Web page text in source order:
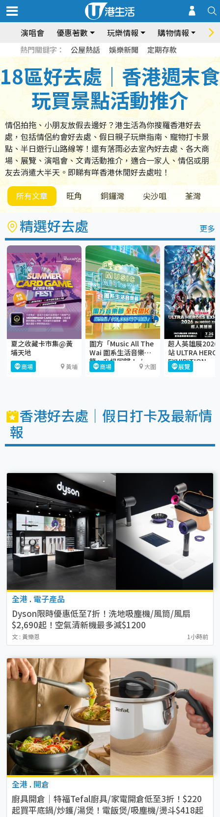
演唱會 優惠著數 玩樂情報 購物情報 飲
熱門關鍵字： 公屋熱話 娛樂新聞 定期存款
18區好去處｜香港週末食
玩買景點活動推介
情侶拍拖、小朋友放假去邊好？港生活為你搜羅香港好去
處，包括情侶約會好去處、假日親子玩樂指南、寵物打卡景
點、半日遊行山路線等！還有落雨必去室內好去處、各大商
場、展覽、演唱會、文青活動推介，適合一家人、情侶或朋
友去消遣大半天。即睇有咩香港休閒好去處啦！
所有文章
旺角 銅鑼灣 尖沙咀 荃灣
精選好去處 更多
夏之收藏卡市集@黃
埔天地
商場 黃埔
圍方「Music All The
Wai 圍系生活音樂
節」升級回歸！🎶
商場 大圍
超人英雄展2026
站 ULTRA
EXHIBITION
展覽
香港好去處｜假日打卡及最新情
報
全港 . 電子產品
Dyson限時優惠低至7折！洗地吸塵機/風筒/風扇
$2,690起！空氣清新機最多減$1200
文 : 黃樂恩 1小時前
全港 . 開倉
廚具開倉｜特福Tefal廚具/家電開倉低至3折！$220
起買平底鍋/炒鑊/湯煲！電飯煲/吸塵機/燙斗$418起